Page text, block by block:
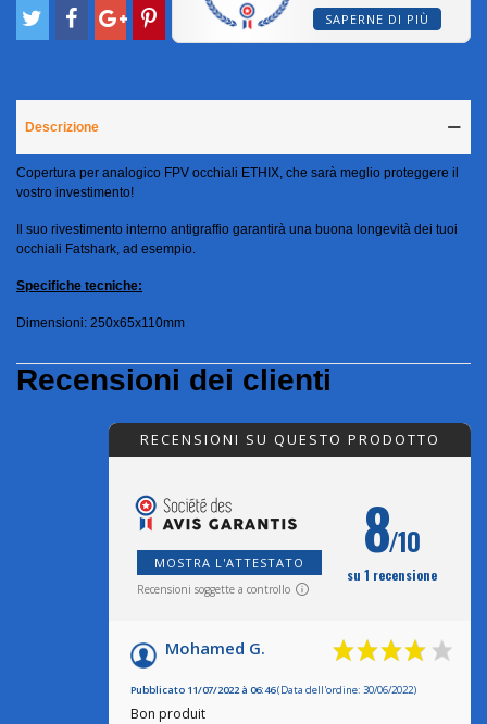
SAPERNE DI PIÙ
Descrizione
Copertura per analogico FPV occhiali ETHIX, che sarà meglio proteggere il
vostro investimento!
Il suo rivestimento interno antigraffio garantirà una buona longevità dei tuoi
occhiali Fatshark, ad esempio.
Specifiche tecniche:
Dimensioni: 250x65x110mm
Recensioni dei clienti
RECENSIONI SU QUESTO PRODOTTO
MOSTRA L'ATTESTATO
Recensioni soggette a controllo
8/10
su 1 recensione
Mohamed G.
Pubblicato 11/07/2022 à 06:46(Data dell'ordine: 30/06/2022)
Bon produit